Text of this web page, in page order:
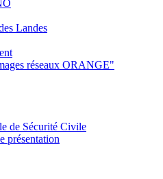
Landes
réseaux ORANGE"
de Sécurité Civile
présentation